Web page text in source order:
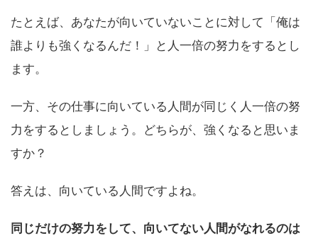
たとえば、あなたが向いていないことに対して「俺は
誰よりも強くなるんだ！」と人一倍の努力をするとし
ます。
一方、その仕事に向いている人間が同じく人一倍の努
力をするとしましょう。どちらが、強くなると思いま
すか？
答えは、向いている人間ですよね。
同じだけの努力をして、向いてない人間がなれるのは